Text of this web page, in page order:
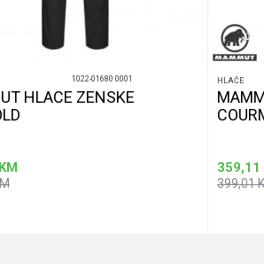
1022-01680 0001
HLACE ZENSKE
KM
HLAČE
359,11
399,01